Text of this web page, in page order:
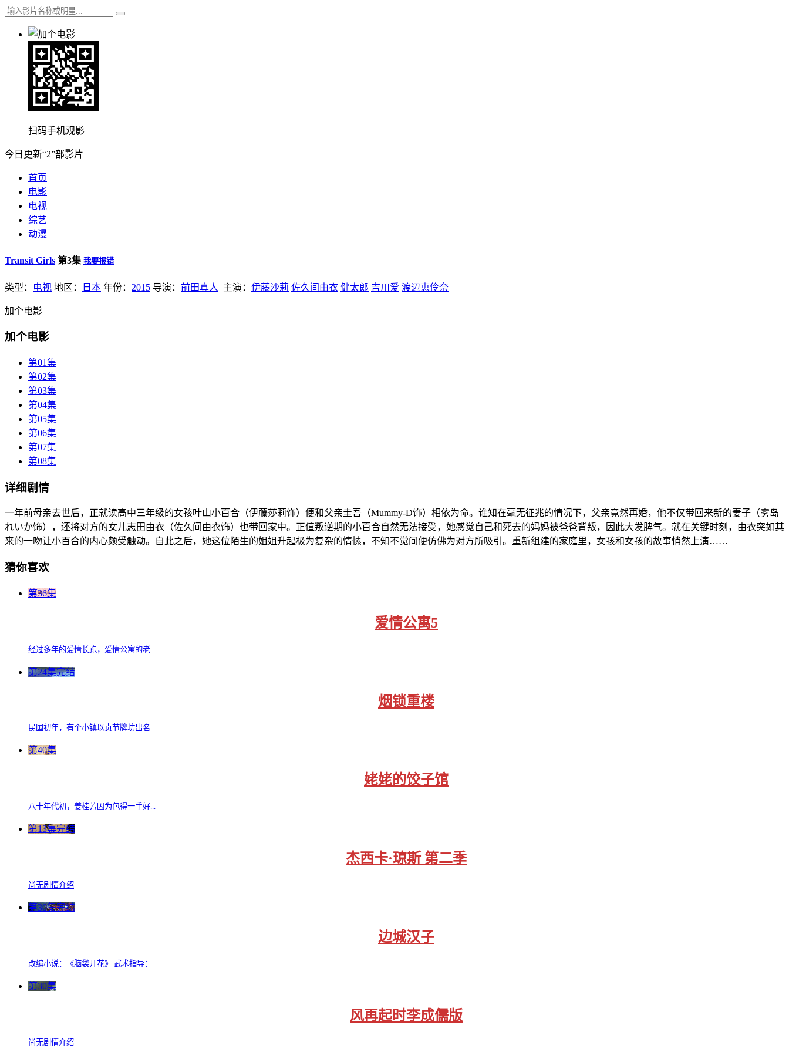
扫码手机观影
今日更新“2”部影片
首页
电影
电视
综艺
动漫
Transit Girls 第3集 我要报错
类型： 电视 地区： 日本 年份： 2015 导演： 前田真人 主演： 伊藤沙莉 佐久间由衣 健太郎 吉川爱 渡辺恵伶奈
加个电影
加个电影
第01集
第02集
第03集
第04集
第05集
第06集
第07集
第08集
详细剧情
一年前母亲去世后，正就读高中三年级的女孩叶山小百合（伊藤莎莉饰）便和父亲圭吾（Mummy-D饰）相依为命。谁知在毫无征兆的情况下，父亲竟然再婚，他不仅带回来新的妻子（雾岛
れいか饰），还将对方的女儿志田由衣（佐久间由衣饰）也带回家中。正值叛逆期的小百合自然无法接受，她感觉自己和死去的妈妈被爸爸背叛，因此大发脾气。就在关键时刻，由衣突如其
来的一吻让小百合的内心颇受触动。自此之后，她这位陌生的姐姐升起极为复杂的情愫，不知不觉间便仿佛为对方所吸引。重新组建的家庭里，女孩和女孩的故事悄然上演……
猜你喜欢
第36集
爱情公寓5
经过多年的爱情长跑，爱情公寓的老...
第24集完结
烟锁重楼
民国初年，有个小镇以贞节牌坊出名...
第40集
姥姥的饺子馆
八十年代初，姜桂芳因为包得一手好...
第13集完结
杰西卡·琼斯 第二季
尚无剧情介绍
第30集完结
边城汉子
改编小说：《脑袋开花》 武术指导：...
第30集
风再起时李成儒版
尚无剧情介绍